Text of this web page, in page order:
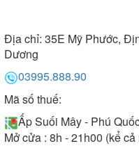
Địa chỉ: 35E Mỹ Phước,
Dương
03995.888.90
Mã số thuế:
Ấp Suối Mây - Phú
Mở cửa : 8h - 21h00 (kể